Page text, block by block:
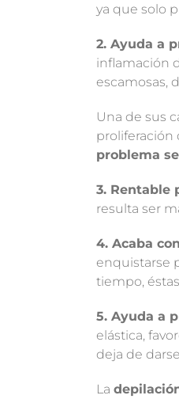
ya que solo
2. Ayuda a
inflamación
escamosas,
Una de sus
proliferación
problema
3. Rentable
resulta ser
4. Acaba
enquistarse
tiempo,
5. Ayuda a
elástica,
deja de
La